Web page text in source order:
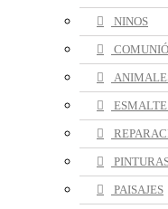
NINOS
PAISAJES